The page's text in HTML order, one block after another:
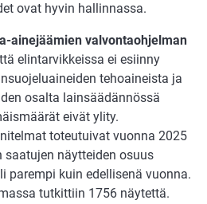
ovat hyvin hallinnassa.
ainejäämien valvontaohjelman
elintarvikkeissa ei esiinny
tehoaineista ja
osalta lainsäädännössä
eivät ylity.
toteutuivat vuonna 2025
saatujen näytteiden osuus
parempi kuin edellisenä vuonna.
tutkittiin 1756 näytettä.